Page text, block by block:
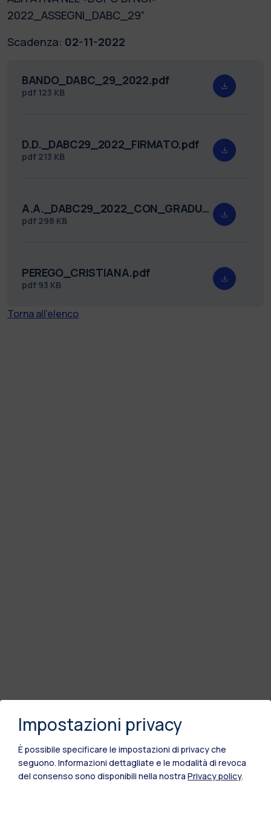
2022_ASSEGNI_DABC_29”
Scadenza: 02-11-2022
BANDO_DABC_29_2022.pdf
pdf 123 KB
D.D._DABC29_2022_FIRMATO.pdf
pdf 213 KB
A.A._DABC29_2022_CON_GRADUATORIA_FIRMATO.pdf
pdf 298 KB
PEREGO_CRISTIANA.pdf
pdf 93 KB
Torna all'elenco
Impostazioni privacy
È possibile specificare le impostazioni di privacy che
seguono. Informazioni dettagliate e le modalità di revoca
del consenso sono disponibili nella nostra Privacy policy.